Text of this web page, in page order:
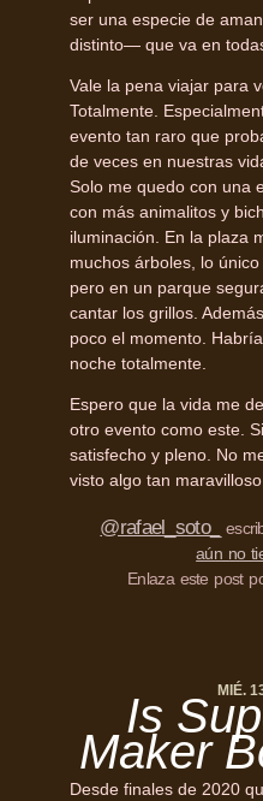
ser una especie de
distinto— que va en
Vale la pena viajar para
Totalmente.
evento tan raro que
de veces en nuestras
Solo me quedo con una
con más animalitos y
iluminación. En la plaza
muchos árboles, lo
pero en un parque
cantar los grillos.
poco el momento.
noche totalmente.
Espero que la vida me
otro evento como este.
satisfecho y pleno. No
visto algo tan
@rafael_soto_
aún no
Enlaza este post
MIÉ.
Is
Maker
Desde finales de 2020